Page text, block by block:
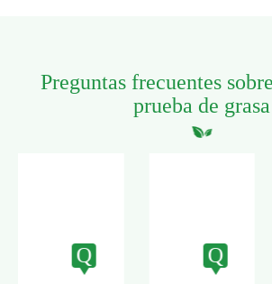
Preguntas frecuentes
prueba de grasa
Q Q